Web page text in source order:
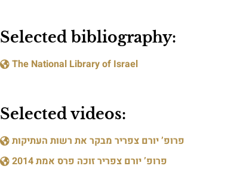
Selected bibliography:
The National Library of Israel
Selected videos:
פרופ’ יורם צפריר מבקר את רשות העתיקות
פרופ’ יורם צפריר זוכה פרס אמת 2014